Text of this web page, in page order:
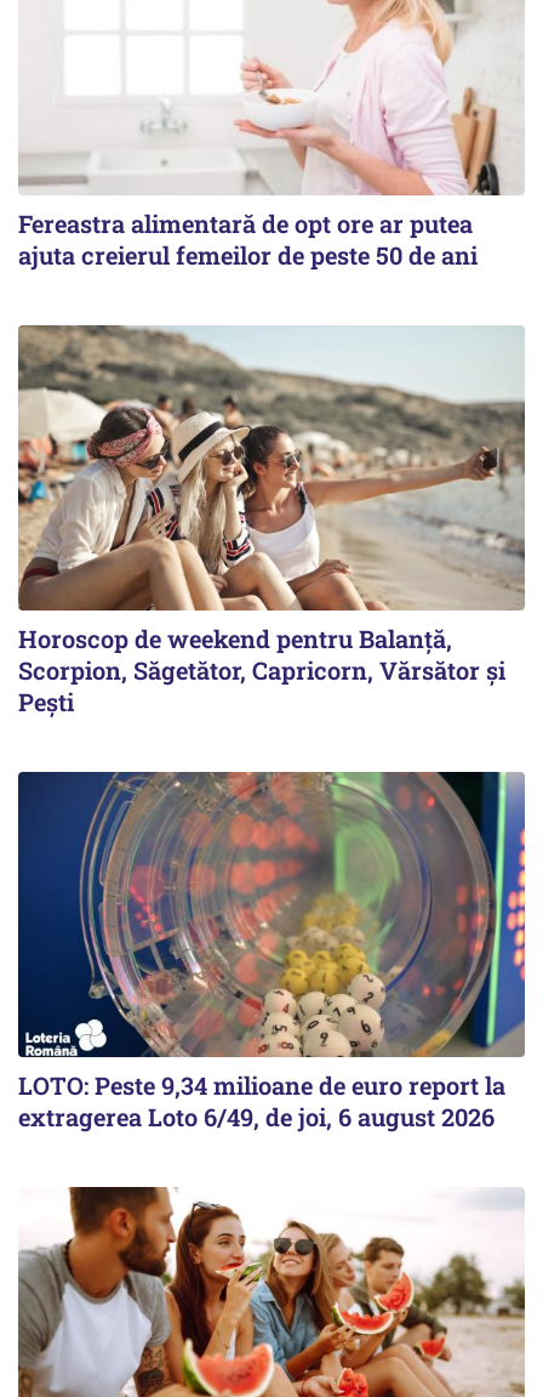
Fereastra alimentară de opt ore ar putea
ajuta creierul femeilor de peste 50 de ani
Horoscop de weekend pentru Balanță,
Scorpion, Săgetător, Capricorn, Vărsător și
Pești
LOTO: Peste 9,34 milioane de euro report la
extragerea Loto 6/49, de joi, 6 august 2026